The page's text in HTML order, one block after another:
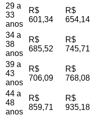
29 a
33
anos
R$
601,34
R$
654,14
34 a
38
anos
R$
685,52
R$
745,71
39 a
43
anos
R$
706,09
R$
768,08
44 a
48
anos
R$
859,71
R$
935,18